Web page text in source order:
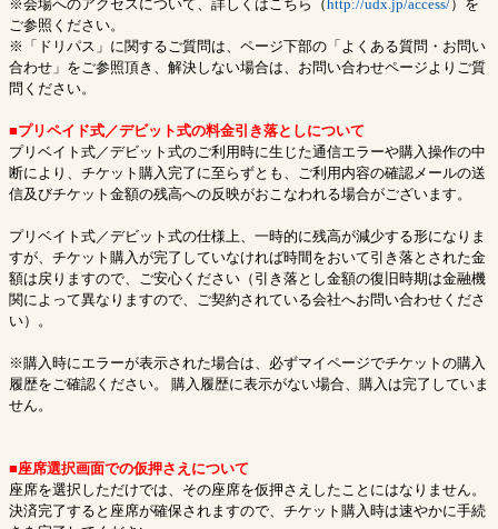
※会場へのアクセスについて、詳しくはこちら（http://udx.jp/access/）を
ご参照ください。
※「ドリパス」に関するご質問は、ページ下部の「よくある質問・お問い
合わせ」をご参照頂き、解決しない場合は、お問い合わせページよりご質
問ください。
■プリペイド式／デビット式の料金引き落としについて
プリベイト式／デビット式のご利用時に生じた通信エラーや購入操作の中
断により、チケット購入完了に至らずとも、ご利用内容の確認メールの送
信及びチケット金額の残高への反映がおこなわれる場合がございます。
プリベイト式／デビット式の仕様上、一時的に残高が減少する形になりま
すが、チケット購入が完了していなければ時間をおいて引き落とされた金
額は戻りますので、ご安心ください（引き落とし金額の復旧時期は金融機
関によって異なりますので、ご契約されている会社へお問い合わせくださ
い）。
※購入時にエラーが表示された場合は、必ずマイページでチケットの購入
履歴をご確認ください。 購入履歴に表示がない場合、購入は完了していま
せん。
■座席選択画面での仮押さえについて
座席を選択しただけでは、その座席を仮押さえしたことにはなりません。
決済完了すると座席が確保されますので、チケット購入時は速やかに手続